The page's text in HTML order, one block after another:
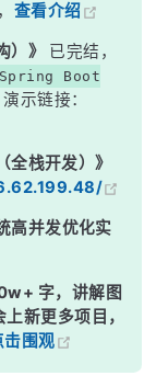
， 查看介绍
）》
已完结，
Boot
演示链接：
全栈开发）》
高并发优化实
字，讲解图
新更多项目，
击围观